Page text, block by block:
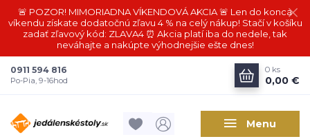
🚨 POZOR! MIMORIADNA VÍKENDOVÁ AKCIA 🚨 Len do konca
víkendu získate dodatočnú zľavu 4 % na celý nákup! Stačí v košíku
zadať zľavový kód: ZLAVA4 ⏰ Akcia platí iba do nedele, tak
neváhajte a nakúpte výhodnejšie ešte dnes!
Menu
0911 594 816
Po-Pia, 9-16hod
0 ks
0,00 €